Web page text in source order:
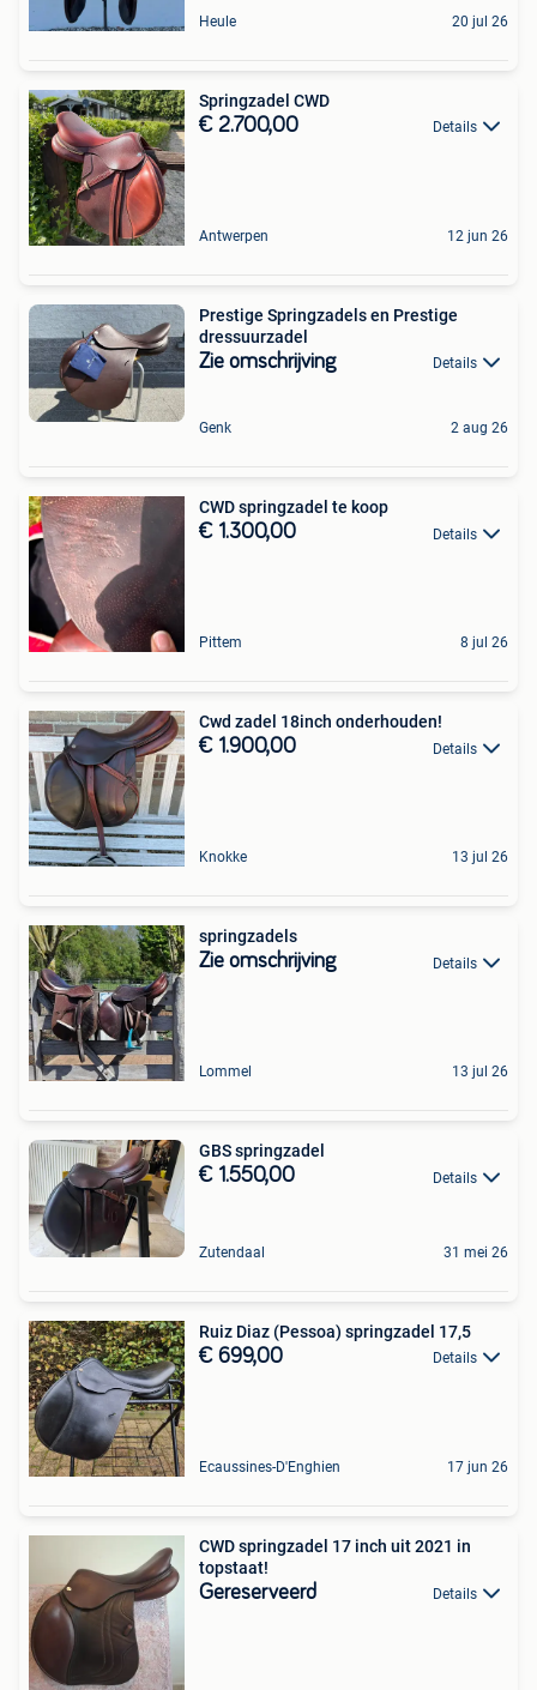
Heule 20 jul 26
Springzadel CWD
€ 2.700,00 Details
Antwerpen 12 jun 26
Prestige Springzadels en Prestige
dressuurzadel
Zie omschrijving Details
Genk 2 aug 26
CWD springzadel te koop
€ 1.300,00 Details
Pittem 8 jul 26
Cwd zadel 18inch onderhouden!
€ 1.900,00 Details
Knokke 13 jul 26
springzadels
Zie omschrijving Details
Lommel 13 jul 26
GBS springzadel
€ 1.550,00 Details
Zutendaal 31 mei 26
Ruiz Diaz (Pessoa) springzadel 17,5
€ 699,00 Details
Ecaussines-D'Enghien 17 jun 26
CWD springzadel 17 inch uit 2021 in
topstaat!
Gereserveerd Details